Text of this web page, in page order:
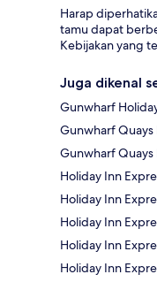
Harap
tamu dapat
Kebijakan yang
Juga dikenal
Gunwharf
Gunwharf Quays
Gunwharf
Holiday Inn
Holiday Inn
Holiday Inn
Holiday Inn
Holiday Inn